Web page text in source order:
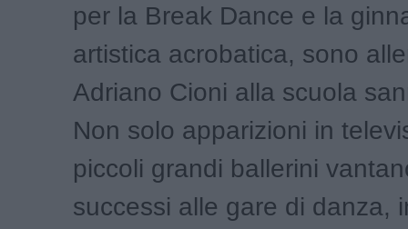
per la Break Dance e la
artistica acrobatica, sono
Adriano Cioni alla scuola
Non solo apparizioni in
piccoli grandi ballerini
successi alle gare di danza,